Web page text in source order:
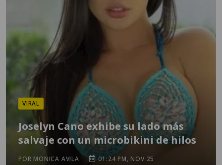
VIRAL
Joselyn Cano exhibe su lado más
salvaje con un microbikini de hilos
POR MONICA AVILA 01:24 PM, NOV 25